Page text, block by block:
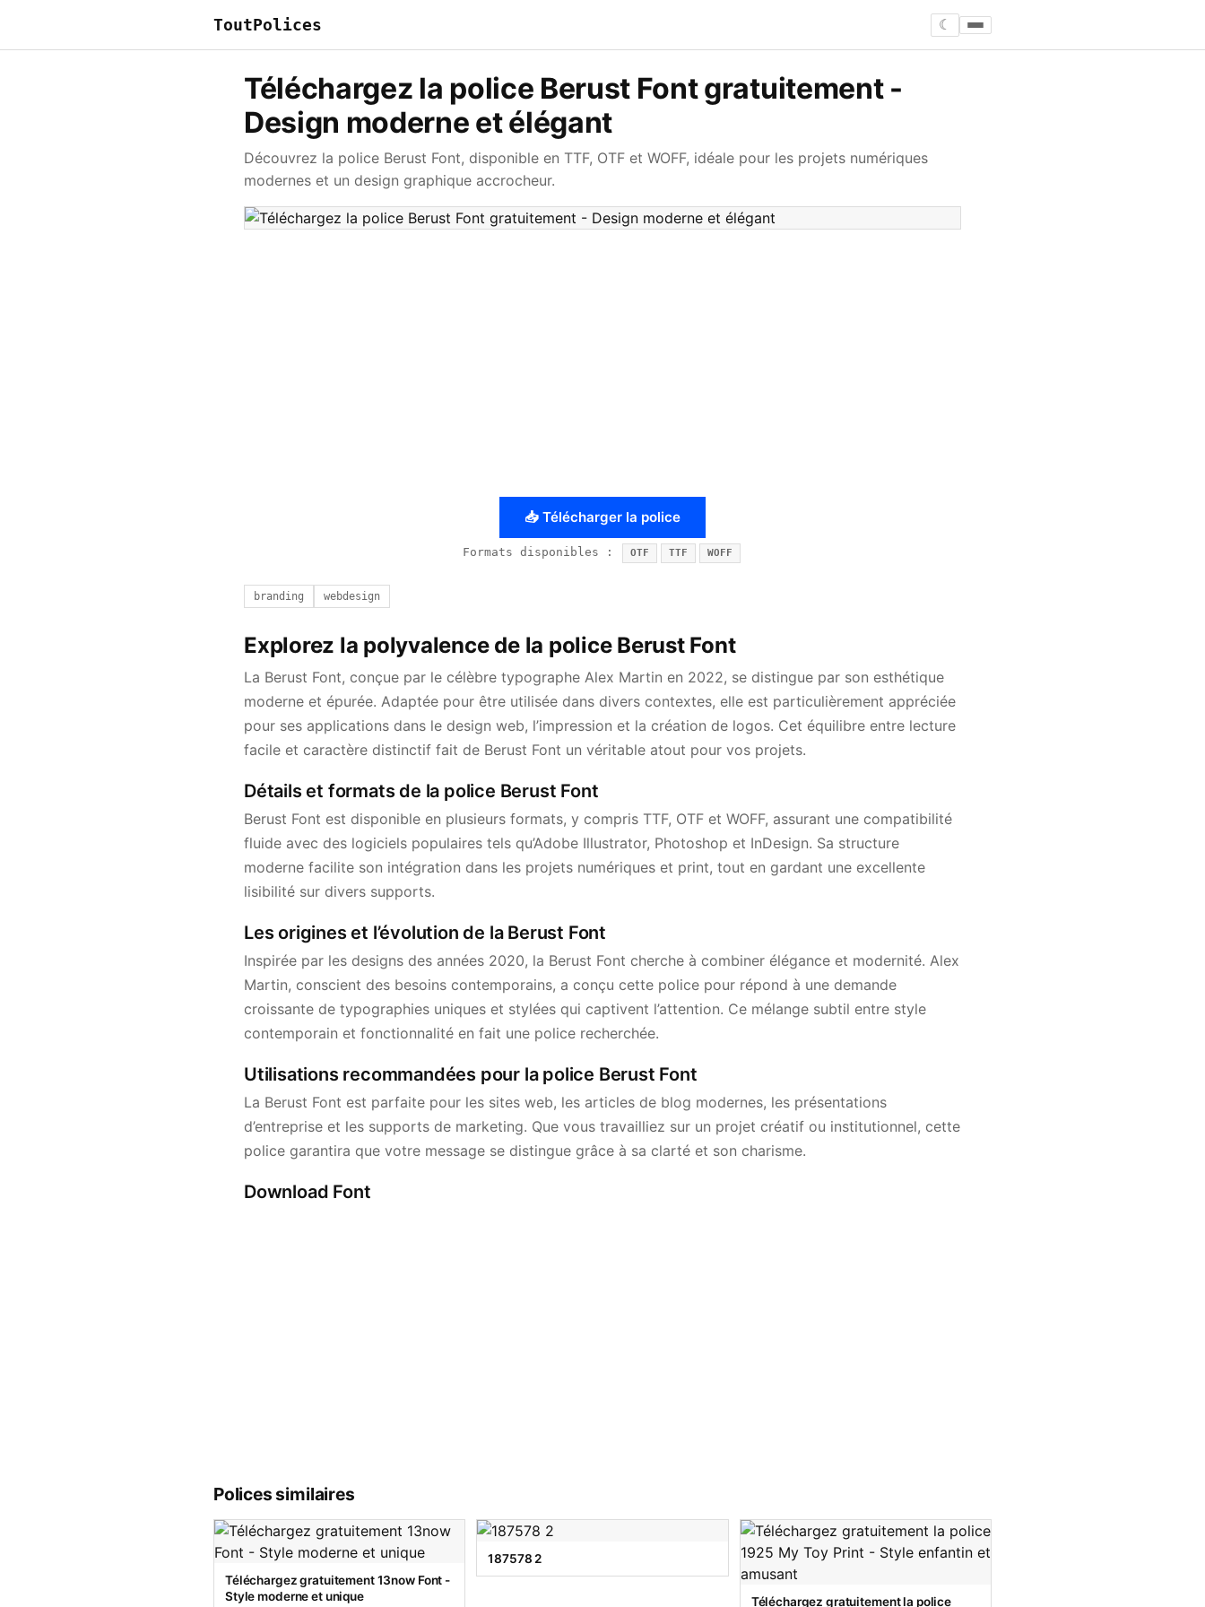
ToutPolices ☾
Téléchargez la police Berust Font gratuitement -
Design moderne et élégant
Découvrez la police Berust Font, disponible en TTF, OTF et WOFF, idéale pour les projets numériques
modernes et un design graphique accrocheur.
📥 Télécharger la police
Formats disponibles : OTF TTF WOFF
branding webdesign
Explorez la polyvalence de la police Berust Font
La Berust Font, conçue par le célèbre typographe Alex Martin en 2022, se distingue par son esthétique
moderne et épurée. Adaptée pour être utilisée dans divers contextes, elle est particulièrement appréciée
pour ses applications dans le design web, l’impression et la création de logos. Cet équilibre entre lecture
facile et caractère distinctif fait de Berust Font un véritable atout pour vos projets.
Détails et formats de la police Berust Font
Berust Font est disponible en plusieurs formats, y compris TTF, OTF et WOFF, assurant une compatibilité
fluide avec des logiciels populaires tels qu’Adobe Illustrator, Photoshop et InDesign. Sa structure
moderne facilite son intégration dans les projets numériques et print, tout en gardant une excellente
lisibilité sur divers supports.
Les origines et l’évolution de la Berust Font
Inspirée par les designs des années 2020, la Berust Font cherche à combiner élégance et modernité. Alex
Martin, conscient des besoins contemporains, a conçu cette police pour répond à une demande
croissante de typographies uniques et stylées qui captivent l’attention. Ce mélange subtil entre style
contemporain et fonctionnalité en fait une police recherchée.
Utilisations recommandées pour la police Berust Font
La Berust Font est parfaite pour les sites web, les articles de blog modernes, les présentations
d’entreprise et les supports de marketing. Que vous travailliez sur un projet créatif ou institutionnel, cette
police garantira que votre message se distingue grâce à sa clarté et son charisme.
Download Font
Polices similaires
Téléchargez gratuitement 13now Font -
Style moderne et unique
187578 2
Téléchargez gratuitement la police